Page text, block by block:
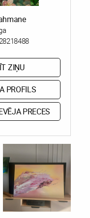
ZIŅU
PROFILS
PRECES